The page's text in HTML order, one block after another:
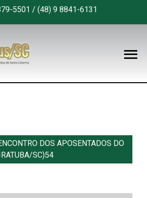
5501 / (48) 9 8841-6131
DOS APOSENTADOS DO
SC)54